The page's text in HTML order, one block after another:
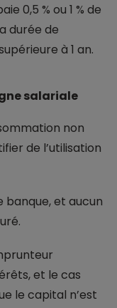
0,5 % ou 1 % de
durée de
à 1 an.
salariale
non
de l’utilisation
banque, et aucun
et le cas
le capital n’est